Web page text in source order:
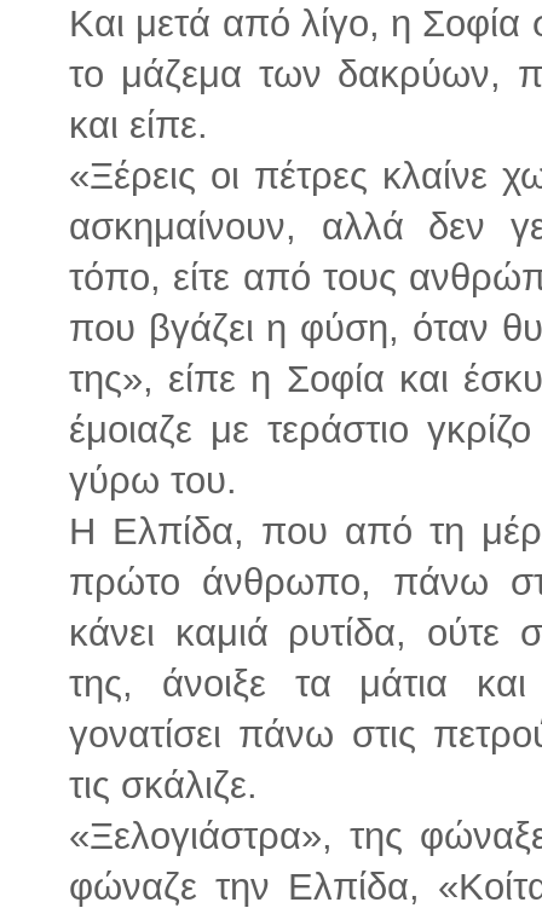
Και μετά από λίγο, η
το μάζεμα των δακρύων,
και είπε.
«Ξέρεις οι πέτρες κλαίνε
ασκημαίνουν, αλλά δεν
τόπο, είτε από τους
που βγάζει η φύση, όταν
της», είπε η Σοφία και
έμοιαζε με τεράστιο
γύρω του.
Η Ελπίδα, που από τη
πρώτο άνθρωπο, πάνω
κάνει καμιά ρυτίδα,
της, άνοιξε τα μάτια
γονατίσει πάνω στις
τις σκάλιζε.
«Ξελογιάστρα», της
φώναζε την Ελπίδα,